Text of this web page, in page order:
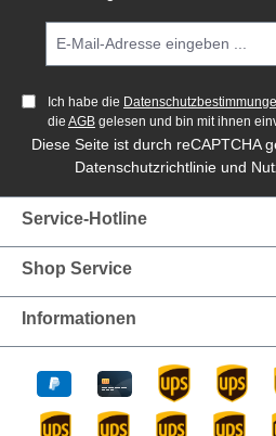
Ich habe die
die AGB gelesen und bin mit ihnen
Diese Seite ist durch reCAPTCHA
Datenschutzrichtlinie und
Service-Hotline
Shop Service
Informationen